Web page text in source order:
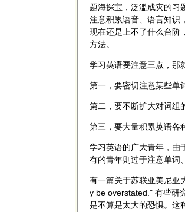
题海探宝，泛滥成灾的习
注意积累语音、语言知识
现在还是上不了什么台阶
方法。
学习英语要注意三点，那
第一，要密切注意某些单
第二，要不断扩大对词组
第三，要大量积累英语各
学习英语的广大青年，由
有的青年则过于注意单词
有一篇关于苏联亚美尼亚
y be overstated." 有些研
是不算是太大的恐惧。这